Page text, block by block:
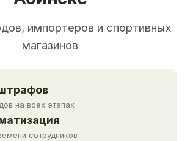
импортеров и спортивных
магазинов
на всех этапах
сотрудников